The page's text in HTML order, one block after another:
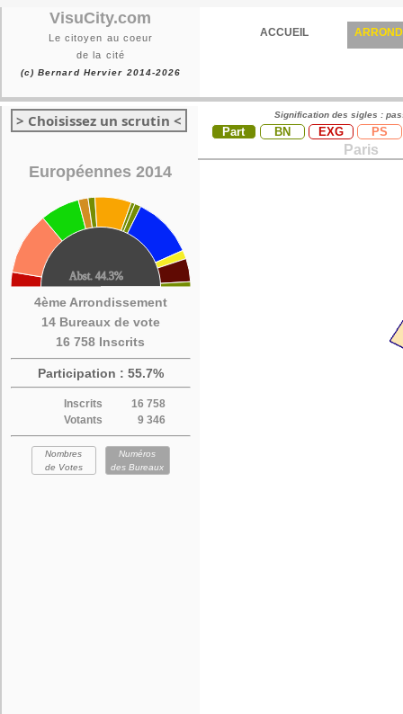
VisuCity.com
Le citoyen au coeur
de la cité
(c) Bernard Hervier 2014-2026
ACCUEIL
> Choisissez un scrutin <
Européennes 2014
4ème Arrondissement
14 Bureaux de vote
16 758 Inscrits
Participation : 55.7%
Inscrits
16 758
Votants
9 346
Nombres
de Votes
Numéros
des Bureaux
Signification des sigles :
Part BN EXG PS
Paris